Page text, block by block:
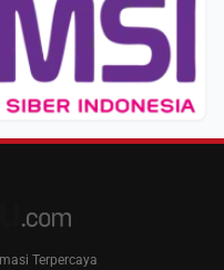
Terpercaya